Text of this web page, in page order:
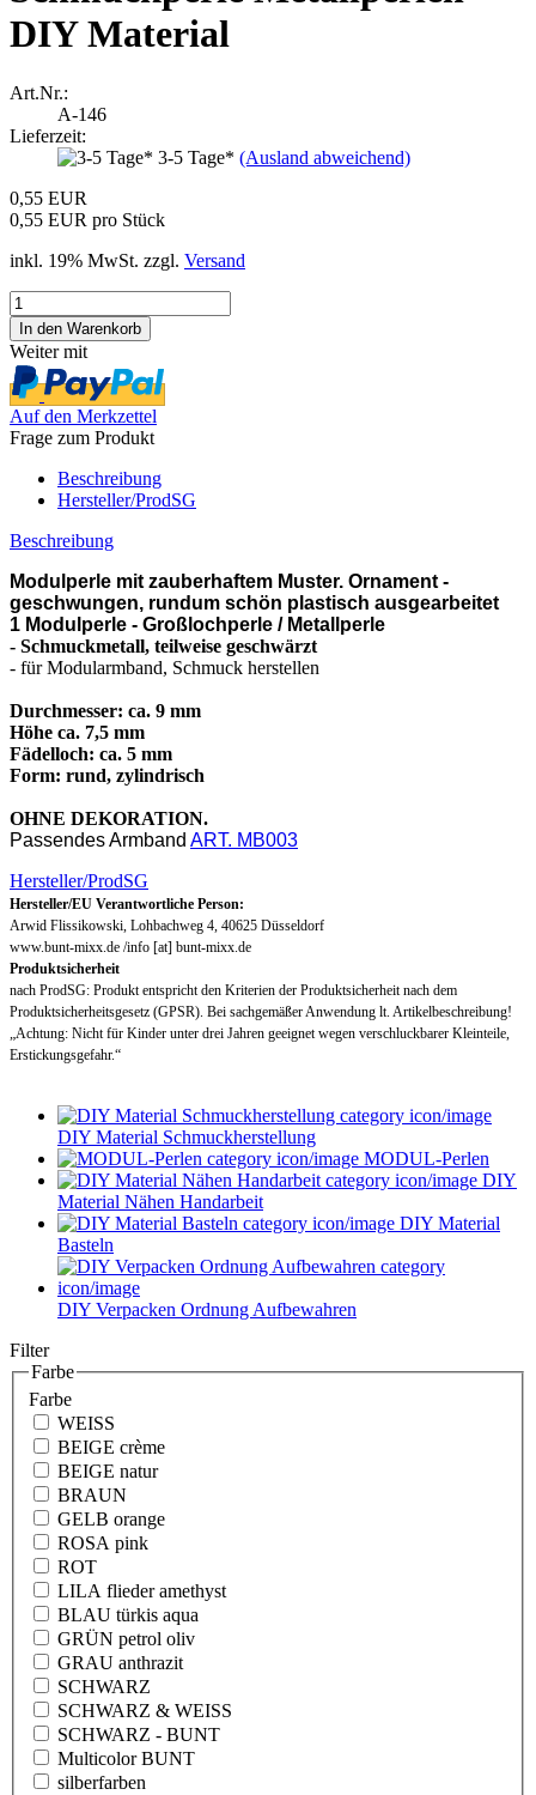
DIY Material
Art.Nr.:
A-146
Lieferzeit:
3-5 Tage* (Ausland abweichend)
0,55 EUR
0,55 EUR pro Stück
inkl. 19% MwSt. zzgl. Versand
Weiter mit
Auf den Merkzettel
Frage zum Produkt
Beschreibung
Hersteller/ProdSG
Beschreibung
Modulperle mit zauberhaftem Muster. Ornament -
geschwungen, rundum schön plastisch ausgearbeitet
1 Modulperle - Großlochperle / Metallperle
- Schmuckmetall, teilweise geschwärzt
- für Modularmband, Schmuck herstellen
Durchmesser: ca. 9 mm
Höhe ca. 7,5 mm
Fädelloch: ca. 5 mm
Form: rund, zylindrisch
OHNE DEKORATION.
Passendes Armband ART. MB003
Hersteller/ProdSG
Hersteller/EU Verantwortliche Person:
Arwid Flissikowski, Lohbachweg 4, 40625 Düsseldorf
www.bunt-mixx.de /info [at] bunt-mixx.de
Produktsicherheit
nach ProdSG: Produkt entspricht den Kriterien der Produktsicherheit nach dem
Produktsicherheitsgesetz (GPSR). Bei sachgemäßer Anwendung lt. Artikelbeschreibung!
„Achtung: Nicht für Kinder unter drei Jahren geeignet wegen verschluckbarer Kleinteile,
Erstickungsgefahr.“
DIY Material Schmuckherstellung
MODUL-Perlen
DIY
Material Nähen Handarbeit
DIY Material
Basteln
DIY Verpacken Ordnung Aufbewahren
Filter
Farbe
Farbe
WEISS
BEIGE crème
BEIGE natur
BRAUN
GELB orange
ROSA pink
ROT
LILA flieder amethyst
BLAU türkis aqua
GRÜN petrol oliv
GRAU anthrazit
SCHWARZ
SCHWARZ & WEISS
SCHWARZ - BUNT
Multicolor BUNT
silberfarben